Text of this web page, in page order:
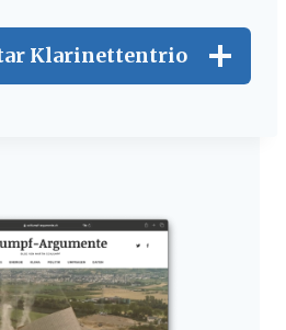
Klarinettentrio